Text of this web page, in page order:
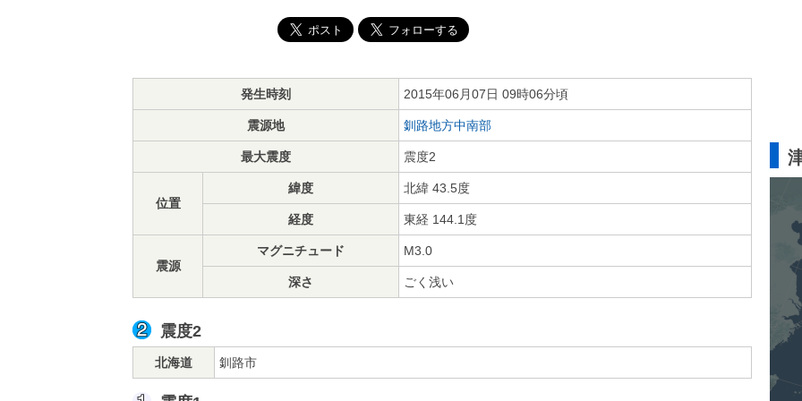
発生時刻 2015年06月07日 09時06分頃
震源地 釧路地方中南部
最大震度 震度2
位置
緯度 北緯 43.5度
経度 東経 144.1度
震源
マグニチュード M3.0
深さ ごく浅い
震度2
北海道 釧路市